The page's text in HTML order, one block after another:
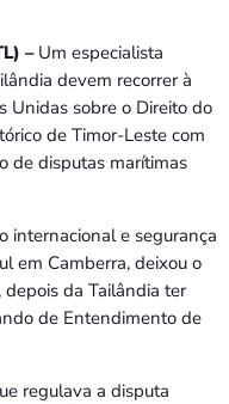
– Um especialista
devem recorrer à
Unidas sobre o Direito do
de Timor-Leste com
de disputas marítimas
internacional e segurança
em Camberra, deixou o
da Tailândia ter
de Entendimento de
regulava a disputa